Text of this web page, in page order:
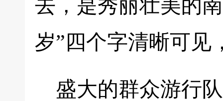
去，是秀丽壮美的
岁”四个字清晰可见
盛大的群众游行